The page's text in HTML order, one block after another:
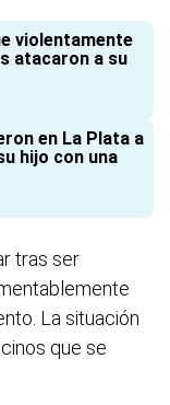
violentamente
atacaron a su
en La Plata a
hijo con una
tras ser
La situación
que se